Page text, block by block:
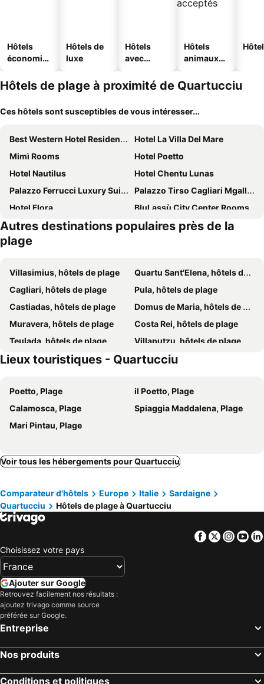
Hôtels
économiq
Hôtels de
luxe
Hôtels
avec
Hôtels
animaux
Hôtels de plage à proximité de Quartucciu
Ces hôtels sont susceptibles de vous intéresser...
Best Western Hotel Residence Italia
Hotel La Villa Del Mare
Mimì Rooms
Hotel Poetto
Hotel Nautilus
Hotel Chentu Lunas
Palazzo Ferrucci Luxury Suites
Palazzo Tirso Cagliari Mgallery
Hotel Flora
BluLassù City Center Rooms
Hotel Ristorante Calamosca
Hotel Su Meriagu
Phi Hotel Sighientu
Autres destinations populaires près de la
plage
Villasimius, hôtels de plage
Quartu Sant'Elena, hôtels de plage
Cagliari, hôtels de plage
Pula, hôtels de plage
Castiadas, hôtels de plage
Domus de Maria, hôtels de plage
Muravera, hôtels de plage
Costa Rei, hôtels de plage
Teulada, hôtels de plage
Villaputzu, hôtels de plage
Capoterra, hôtels de plage
Sinnai, hôtels de plage
Lieux touristiques - Quartucciu
Poetto, Plage
il Poetto, Plage
Calamosca, Plage
Spiaggia Maddalena, Plage
Mari Pintau, Plage
Voir tous les hébergements pour Quartucciu
Comparateur d'hôtels Europe Italie
Sardaigne
Quartucciu
Hôtels de plage à Quartucciu
Facebook
Twitter
Choisissez votre pays
Ajouter sur Google
Retrouvez facilement nos résultats :
ajoutez trivago comme source
préférée sur Google.
Entreprise
Nos produits
Conditions et politiques